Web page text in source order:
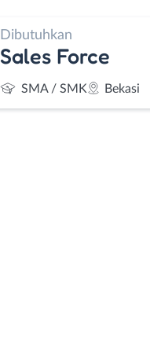
Dibutuhkan
Sales Force
SMA / SMK Bekasi